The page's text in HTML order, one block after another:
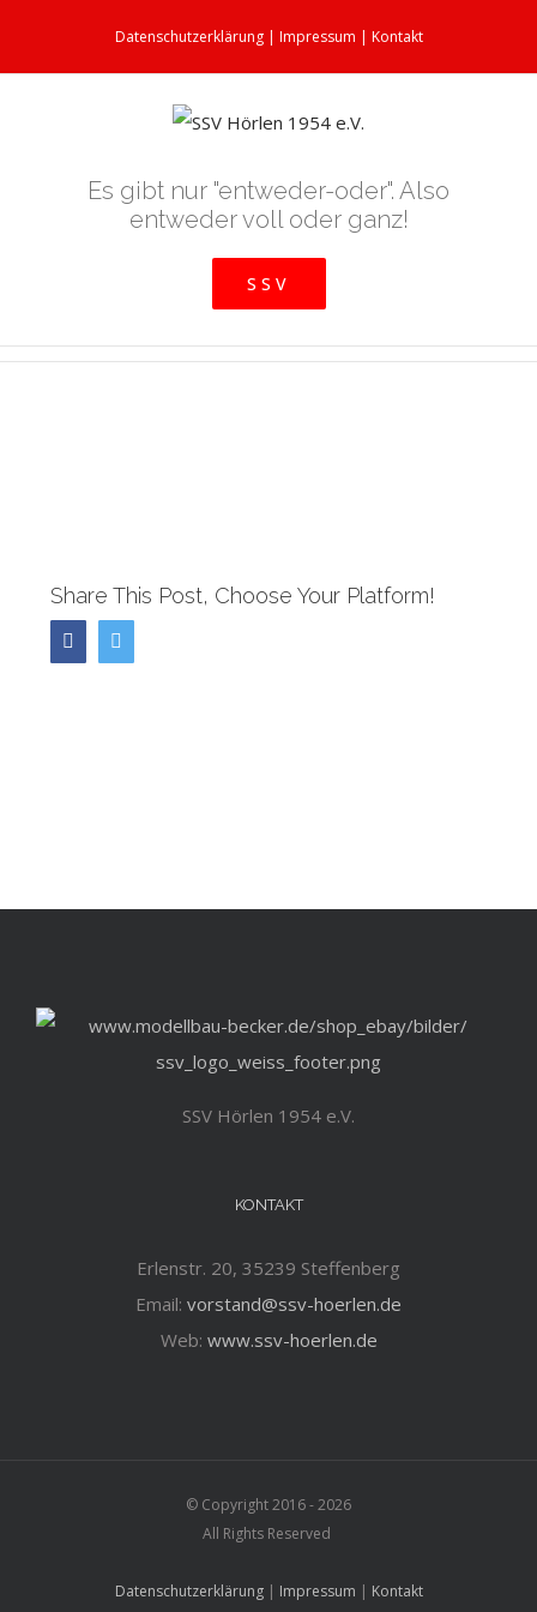
Datenschutzerklärung| Impressum | Kontakt
Es gibt nur "entweder-oder". Also
entweder voll oder ganz!
SSV
Share This Post, Choose Your Platform!
Facebook
SSV Hörlen 1954 e.V.
KONTAKT
Erlenstr. 20, 35239 Steffenberg
Email: vorstand@ssv-hoerlen.de
Web: www.ssv-hoerlen.de
© Copyright 2016 -2026
All Rights Reserved
Datenschutzerklärung| Impressum | Kontakt